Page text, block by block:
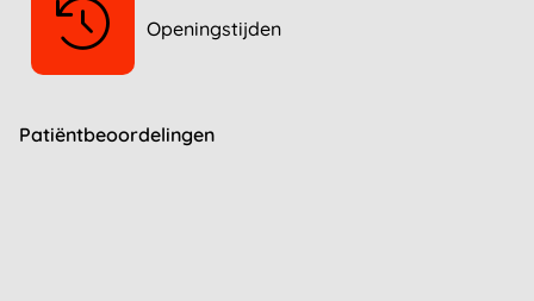
Openingstijden
Patiëntbeoordelingen